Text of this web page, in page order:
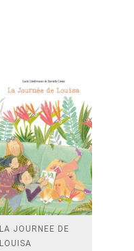
LA JOURNEE DE
LOUISA